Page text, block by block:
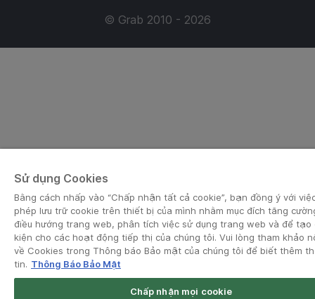
© Grab 2010 - 2026
Sử dụng Cookies
Bằng cách nhấp vào “Chấp nhận tất cả cookie”, bạn đồng ý với
phép lưu trữ cookie trên thiết bị của mình nhằm mục đích tăng
điều hướng trang web, phân tích việc sử dụng trang web và để tạo
kiện cho các hoạt động tiếp thị của chúng tôi. Vui lòng tham khảo
về Cookies trong Thông báo Bảo mật của chúng tôi để biết thêm
tin. Thông Báo Bảo Mật
Chấp nhận mọi cookie